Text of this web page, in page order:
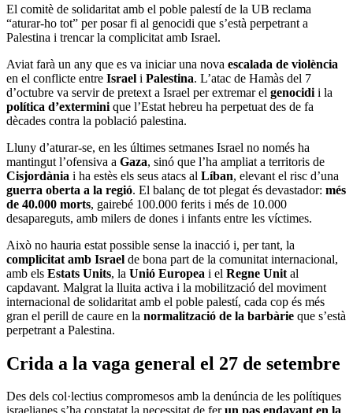
El comitè de solidaritat amb el poble palestí de la UB reclama
“aturar-ho tot” per posar fi al genocidi que s’està perpetrant a
Palestina i trencar la complicitat amb Israel.
Aviat farà un any que es va iniciar una nova escalada de violència
en el conflicte entre Israel i Palestina. L’atac de Hamàs del 7
d’octubre va servir de pretext a Israel per extremar el genocidi i la
política d’extermini que l’Estat hebreu ha perpetuat des de fa
dècades contra la població palestina.
Lluny d’aturar-se, en les últimes setmanes Israel no només ha
mantingut l’ofensiva a Gaza, sinó que l’ha ampliat a territoris de
Cisjordània i ha estès els seus atacs al Líban, elevant el risc d’una
guerra oberta a la regió. El balanç de tot plegat és devastador: més
de 40.000 morts, gairebé 100.000 ferits i més de 10.000
desapareguts, amb milers de dones i infants entre les víctimes.
Això no hauria estat possible sense la inacció i, per tant, la
complicitat amb Israel de bona part de la comunitat internacional,
amb els Estats Units, la Unió Europea i el Regne Unit al
capdavant. Malgrat la lluita activa i la mobilització del moviment
internacional de solidaritat amb el poble palestí, cada cop és més
gran el perill de caure en la normalització de la barbàrie que s’està
perpetrant a Palestina.
Crida a la vaga general el 27 de setembre
Des dels col·lectius compromesos amb la denúncia de les polítiques